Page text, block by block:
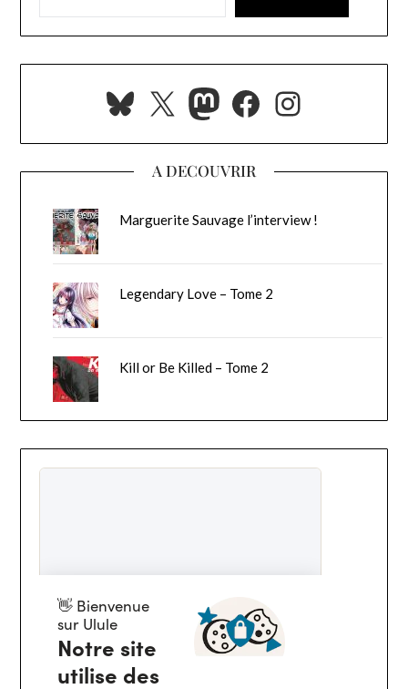
Bluesky
X Mastodon
Facebook
A DECOUVRIR
Marguerite Sauvage l’interview !
Legendary Love – Tome 2
Kill or Be Killed – Tome 2